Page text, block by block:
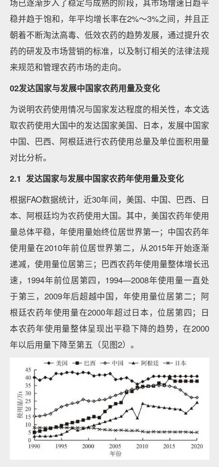
稳并趋于饱和，年平均增长率在2%～3%之间，并且正
朝着不断淘汰高毒、低效农药的趋势发展，通过提升农
药的研发及市场营销的标准，以及制订相关的法律法规
来规范和管理农药市场的走向。
02发达国家与发展中国家农药用量及变化
为说明农药使用情况与国家发达程度的相关性，本文选
取农药使用大国中的发达国家美国、日本，发展中国家
中国、巴西、阿根廷进行农药使用总量及单位面积用量
对比分析。
2.1 发达国家与发展中国家农药年使用量及变化
根据FAO数据统计，近30年间，美国、中国、巴西、日
本、阿根廷均为农药使用大国。其中，美国农药年使用
量总体平稳，年使用量始终位居世界第一；中国农药年
使用量在2010年前位居世界第二，从2015年开始逐渐
递减，使用量位居第三；巴西农药年使用量整体增长迅
速，1994年前位居第四，1994—2008年使用量一直处
于第三，2009年后超越中国，年使用量位居第二；阿
根廷农药年使用量在2000年超过日本，位居第四；日
本农药年使用量整体呈现出平稳下降的趋势，在2000
年以后用量下降至第五（见图2）。